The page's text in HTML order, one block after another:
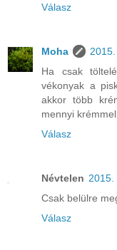
Válasz
Moha
Ha csak
vékonyak a
akkor több
mennyi
Válasz
Névtelen 2015.
Csak belülre
Válasz